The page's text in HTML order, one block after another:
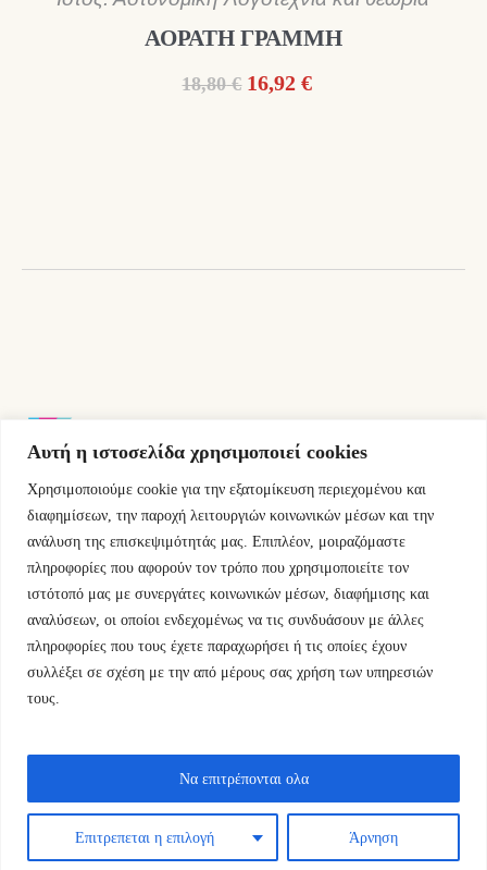
Αυτή η ιστοσελίδα χρησιμοποιεί cookies
Χρησιμοποιούμε cookie για την εξατομίκευση περιεχομένου και
διαφημίσεων, την παροχή λειτουργιών κοινωνικών μέσων και την
ανάλυση της επισκεψιμότητάς μας. Επιπλέον, μοιραζόμαστε
πληροφορίες που αφορούν τον τρόπο που χρησιμοποιείτε τον
ιστότοπό μας με συνεργάτες κοινωνικών μέσων, διαφήμισης και
αναλύσεων, οι οποίοι ενδεχομένως να τις συνδυάσουν με άλλες
πληροφορίες που τους έχετε παραχωρήσει ή τις οποίες έχουν
συλλέξει σε σχέση με την από μέρους σας χρήση των υπηρεσιών
τους.
Επιτρεπεται η επιλογή Άρνηση
Να επιτρέπονται ολα
ΑΟΡΑΤΗ ΓΡΑΜΜΗ
18,80 € Original
16,92 €Η
Εμμ.Μπενάκη 76 10681 Αθήνα Ελλάδα.
+30.2110084023
info@kyfantabooks.gr
Βρείτε μας